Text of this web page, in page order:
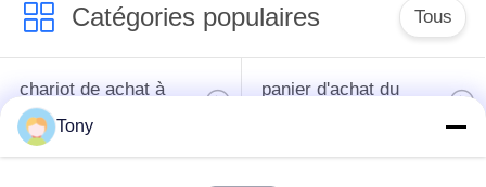
Catégories populaires Tous
chariot de achat à
supermarché
panier d'achat du
Tony